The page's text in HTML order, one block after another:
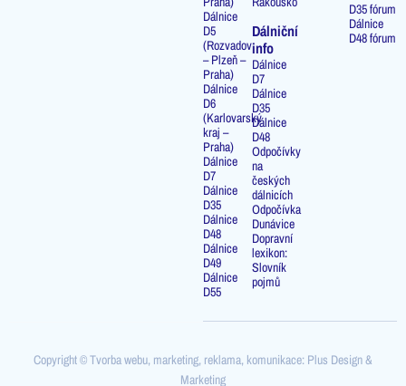
Dálnice
D5
(Rozvadov
– Plzeň –
Praha)
Dálnice
D6
(Karlovarský
kraj –
Praha)
Dálnice
D7
Dálnice
D35
Dálnice
D48
Dálnice
D49
Dálnice
D55
Dálniční
info
Dálnice
D7
Dálnice
D35
Dálnice
D48
Odpočívky
na
českých
dálnicích
Odpočívka
Dunávice
Dopravní
lexikon:
Slovník
pojmů
D35 fórum
Dálnice
D48 fórum
Copyright © Tvorba webu, marketing, reklama, komunikace: Plus Design &
Marketing